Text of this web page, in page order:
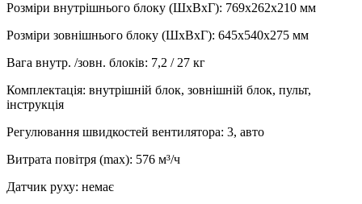
Розміри внутрішнього блоку (ШхВхГ): 769х262х210 мм
Розміри зовнішнього блоку (ШхВхГ): 645х540х275 мм
Вага внутр. /зовн. блоків: 7,2 / 27 кг
Комплектація: внутрішній блок, зовнішній блок, пульт,
інструкція
Регулювання швидкостей вентилятора: 3, авто
Витрата повітря (max): 576 м³/ч
Датчик руху: немає